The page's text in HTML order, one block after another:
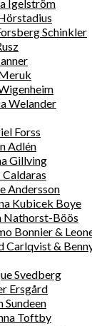
Igelström
Schinkler
Welander
Forss
Adlén
Gillving
Caldaras
Andersson
Kubicek Boye
Nathorst-Böös
Bonnier &
Carlqvist &
Svedberg
Ersgård
Sundeen
Toftby